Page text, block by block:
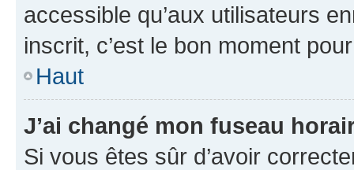
accessible qu’aux utilisateurs
inscrit, c’est le bon moment
Haut
J’ai changé mon fuseau
Si vous êtes sûr d’avoir